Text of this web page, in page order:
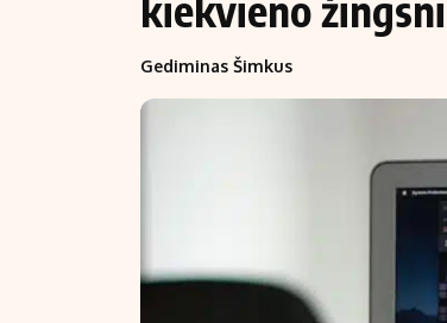
Ekonomika
Politika
NT ir statybos
Gediminas Šimkus